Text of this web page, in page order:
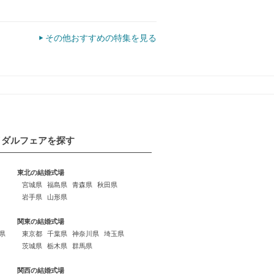
その他おすすめの特集を見る
ルフェアを探す
東北の結婚式場
宮城県
福島県 青森県
秋田県
岩手県
山形県
関東の結婚式場
東京都
千葉県 神奈川県
埼玉県
茨城県
栃木県 群馬県
関西の結婚式場